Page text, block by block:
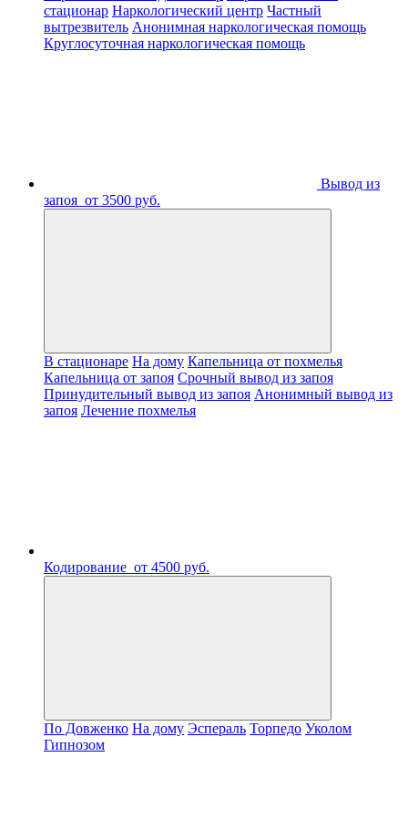
стационар Наркологический центр Частный
вытрезвитель Анонимная наркологическая помощь
Круглосуточная наркологическая помощь
Вывод из
запоя от 3500 руб.
В стационаре На дому Капельница от похмелья
Капельница от запоя Срочный вывод из запоя
Принудительный вывод из запоя Анонимный вывод из
запоя Лечение похмелья
Кодирование от 4500 руб.
По Довженко На дому Эспераль Торпедо Уколом
Гипнозом